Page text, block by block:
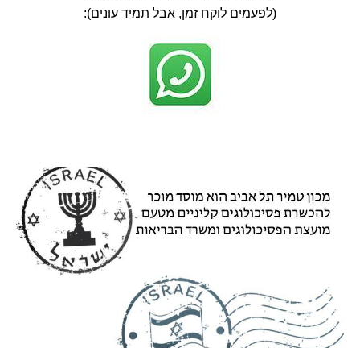
(לפעמים לוקח זמן, אבל תמיד עונים):